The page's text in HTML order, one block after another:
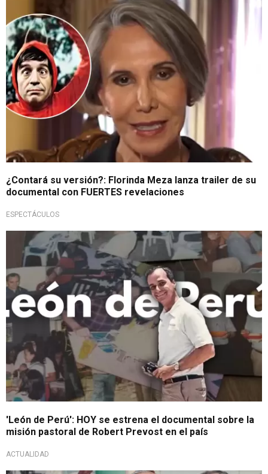
¿Contará su versión?: Florinda Meza lanza trailer de su
documental con FUERTES revelaciones
ESPECTÁCULOS
¿Dónde se podrá ver?
'León de Perú': HOY se estrena el documental sobre la
misión pastoral de Robert Prevost en el país
ACTUALIDAD